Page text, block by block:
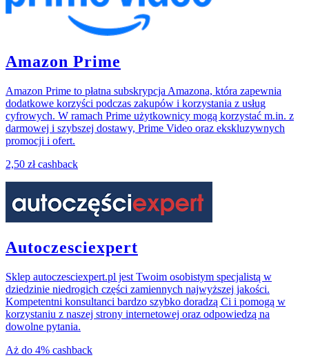
Amazon Prime
Amazon Prime to płatna subskrypcja Amazona, która zapewnia
dodatkowe korzyści podczas zakupów i korzystania z usług
cyfrowych. W ramach Prime użytkownicy mogą korzystać m.in. z
darmowej i szybszej dostawy, Prime Video oraz ekskluzywnych
promocji i ofert.
2,50 złcashback
Autoczesciexpert
Sklep autoczesciexpert.pl jest Twoim osobistym specjalistą w
dziedzinie niedrogich części zamiennych najwyższej jakości.
Kompetentni konsultanci bardzo szybko doradzą Ci i pomogą w
korzystaniu z naszej strony internetowej oraz odpowiedzą na
dowolne pytania.
Aż do 4% cashback